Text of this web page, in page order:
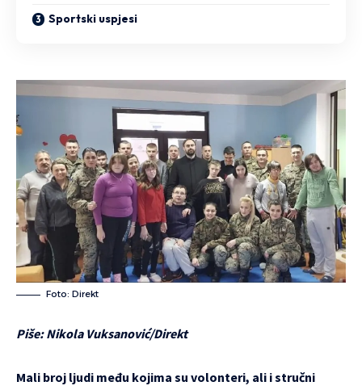
Sportski uspjesi
Foto: Direkt
Piše: Nikola Vuksanović/Direkt
Mali broj ljudi među kojima su volonteri, ali i stručni